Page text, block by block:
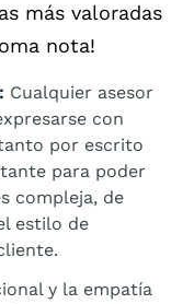
más valoradas
nota!
Cualquier asesor
con
por escrito
para poder
compleja, de
estilo de
y la empatía